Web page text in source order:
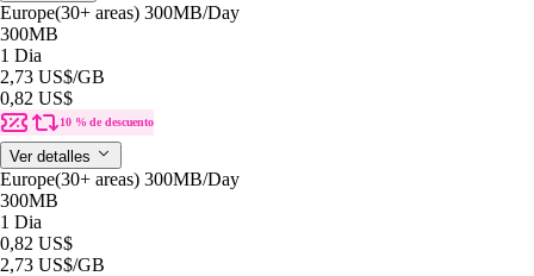
Europe(30+ areas) 300MB/Day
300MB
1 Dia
2,73 US$/GB
0,82 US$
10 % de descuento
Ver detalles
Europe(30+ areas) 300MB/Day
300MB
1 Dia
0,82 US$
2,73 US$/GB